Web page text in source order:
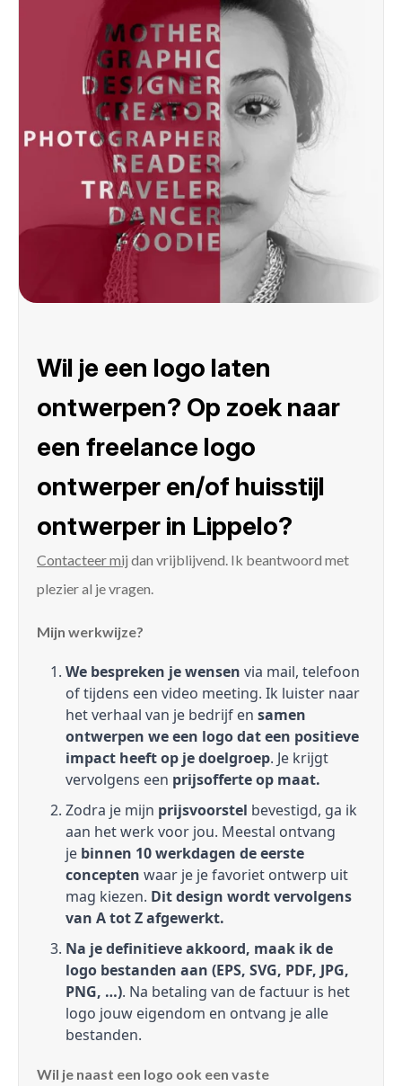
Wil je een logo laten
ontwerpen? Op zoek naar
een freelance logo
ontwerper en/of huisstijl
ontwerper in Lippelo?
Contacteer mij dan vrijblijvend. Ik beantwoord met
plezier al je vragen.
Mijn werkwijze?
We bespreken je wensen via mail, telefoon
of tijdens een video meeting. Ik luister naar
het verhaal van je bedrijf en samen
ontwerpen we een logo dat een positieve
impact heeft op je doelgroep. Je krijgt
vervolgens een prijsofferte op maat.
Zodra je mijn prijsvoorstel bevestigd, ga ik
aan het werk voor jou. Meestal ontvang
je binnen 10 werkdagen de eerste
concepten waar je je favoriet ontwerp uit
mag kiezen. Dit design wordt vervolgens
van A tot Z afgewerkt.
Na je definitieve akkoord, maak ik de
logo bestanden aan (EPS, SVG, PDF, JPG,
PNG, …). Na betaling van de factuur is het
logo jouw eigendom en ontvang je alle
bestanden.
Wil je naast een logo ook een vaste